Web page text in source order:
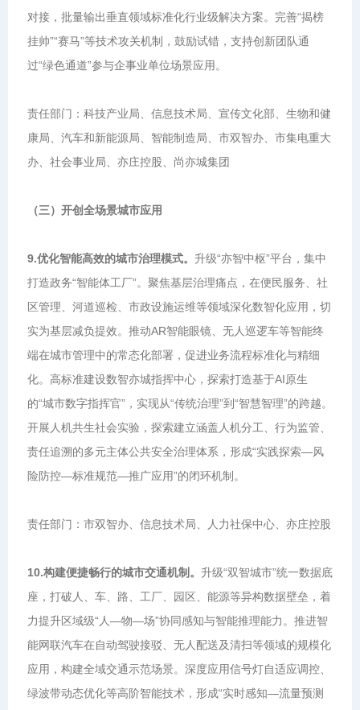
对接，批量输出垂直领域标准化行业级解决方案。完善“揭榜
挂帅”“赛马”等技术攻关机制，鼓励试错，支持创新团队通
过“绿色通道”参与企事业单位场景应用。
责任部门：科技产业局、信息技术局、宣传文化部、生物和健
康局、汽车和新能源局、智能制造局、市双智办、市集电重大
办、社会事业局、亦庄控股、尚亦城集团
（三）开创全场景城市应用
9.优化智能高效的城市治理模式。 升级“亦智中枢”平台，集中
打造政务“智能体工厂”。聚焦基层治理痛点，在便民服务、社
区管理、河道巡检、市政设施运维等领域深化数智化应用，切
实为基层减负提效。推动AR智能眼镜、无人巡逻车等智能终
端在城市管理中的常态化部署，促进业务流程标准化与精细
化。高标准建设数智亦城指挥中心，探索打造基于AI原生
的“城市数字指挥官”，实现从“传统治理”到“智慧智理”的跨越。
开展人机共生社会实验，探索建立涵盖人机分工、行为监管、
责任追溯的多元主体公共安全治理体系，形成“实践探索—风
险防控—标准规范—推广应用”的闭环机制。
责任部门：市双智办、信息技术局、人力社保中心、亦庄控股
10.构建便捷畅行的城市交通机制。 升级“双智城市”统一数据底
座，打破人、车、路、工厂、园区、能源等异构数据壁垒，着
力提升区域级“人—物—场”协同感知与智能推理能力。推进智
能网联汽车在自动驾驶接驳、无人配送及清扫等领域的规模化
应用，构建全域交通示范场景。深度应用信号灯自适应调控、
绿波带动态优化等高阶智能技术，形成“实时感知—流量预测